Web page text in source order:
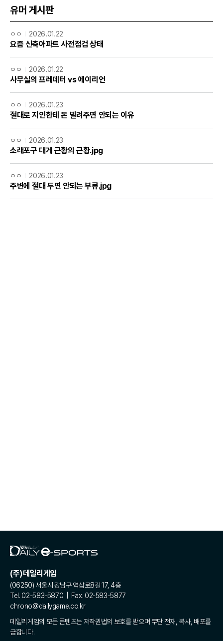
유머 게시판
ㅇㅇ 2026.01.22
요즘 신축아파트 사전점검 상태
ㅇㅇ 2026.01.22
사무실의 프레데터 vs 에이리언
ㅇㅇ 2026.01.23
절대로 지인한테 돈 빌려주면 안되는 이유
ㅇㅇ 2026.01.23
소래포구 대게 근황의 근황.jpg
ㅇㅇ 2026.01.23
주변에 절대 두면 안되는 부류.jpg
(주)데일리게임
(06250) 서울시 강남구 역삼로8길 17, 4층
Tel. 02-583-5870 | Fax. 02-583-5877
chrono@dailygame.co.kr
데일리게임의 모든 콘텐츠는 저작권법의 보호를 받으며 무단 전재, 복사, 배포를
금합니다.